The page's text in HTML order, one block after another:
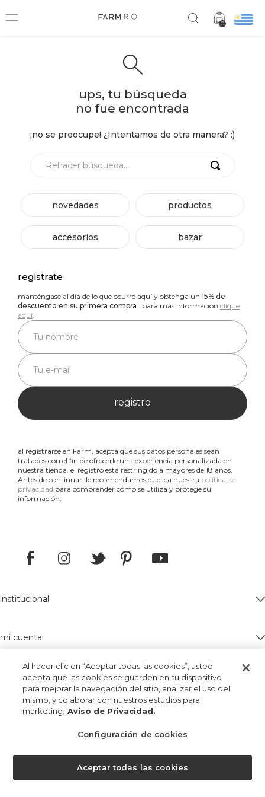
¿ayuda?
0
ups, tu búsqueda
no fue encontrada
¡no se preocupe! ¿Intentamos de otra manera? :)
Rehacer búsqueda...
novedades productos
accesorios bazar
registrate
manténgase al día de lo que ocurre aquí y obtenga un 15% de
descuento en su primera compra . para más información clique
aqui.
registro
al registrarse en Farm, acepta que sus datos personales sean
tratados con el fin de ofrecerle una experiencia personalizada en
nuestra tienda. el registro está restringido a mayores de 18 años.
Antes de continuar, le recomendamos que lea nuestra política de
privacidad para comprender cómo se utiliza y protege su
información.
institucional
mi cuenta
¿necesita ayuda?
Al hacer clic en “Aceptar todas las cookies”, usted
acepta que las cookies se guarden en su dispositivo
para mejorar la navegación del sitio, analizar el uso del
mismo, y colaborar con nuestros estudios para
marketing. Aviso de Privacidad.
Configuración de cookies
Aceptar todas las cookies